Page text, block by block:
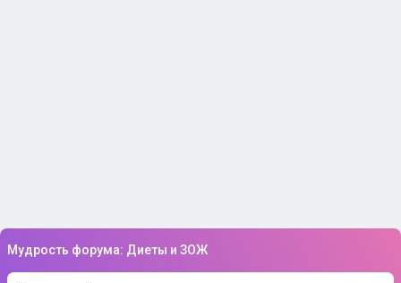
Мудрость форума: Диеты и ЗОЖ